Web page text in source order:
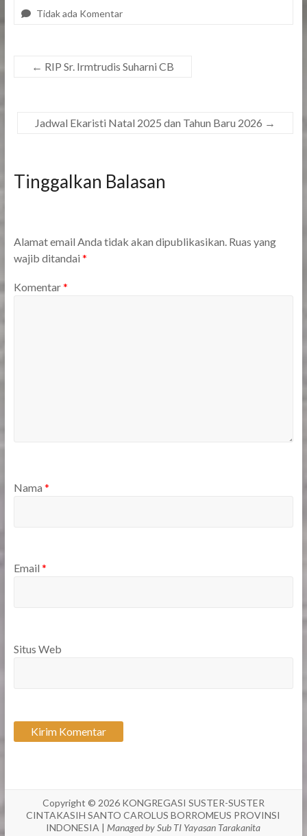
Tidak ada Komentar
← RIP Sr. Irmtrudis Suharni CB
Jadwal Ekaristi Natal 2025 dan Tahun Baru 2026 →
Tinggalkan Balasan
Alamat email Anda tidak akan dipublikasikan. Ruas yang
wajib ditandai *
Komentar*
Nama *
Email *
Situs Web
Copyright © 2026 KONGREGASI SUSTER-SUSTER
CINTAKASIH SANTO CAROLUS BORROMEUS PROVINSI
INDONESIA | Managed by Sub TI Yayasan Tarakanita